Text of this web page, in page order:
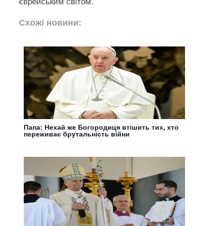
Схожі новини:
Папа: Нехай же Богородиця втішить тих, хто
переживає брутальність війни